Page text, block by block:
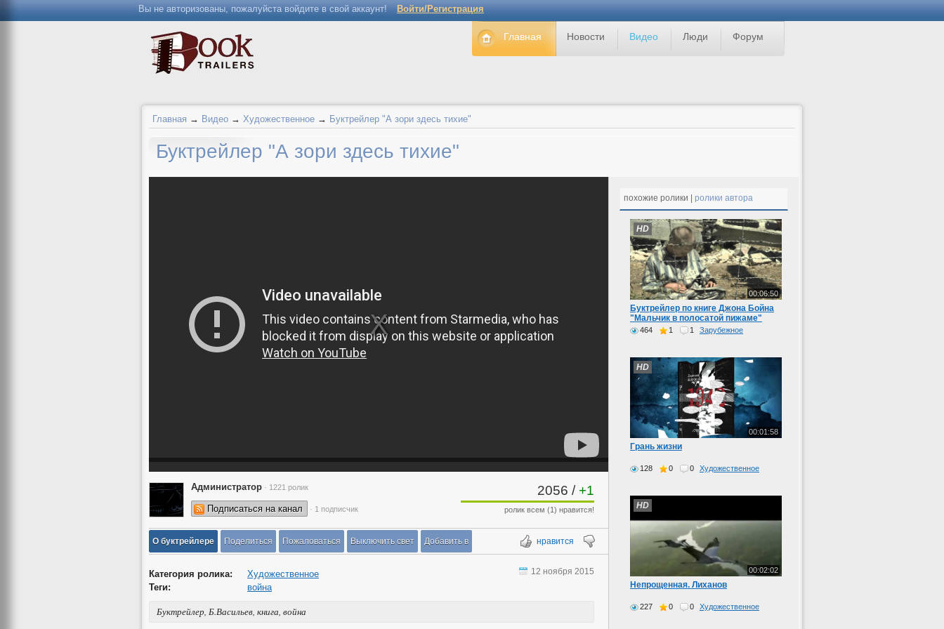
Вы не авторизованы, пожалуйста войдите в свой аккаунт! Войти/Регистрация
Главная Новости Видео Люди Форум
Главная → Видео → Художественное → Буктрейлер "А зори здесь тихие"
Буктрейлер "А зори здесь тихие"
Администратор · 1221 ролик
Подписаться на канал · 1 подписчик
2056 / +1
ролик всем (1) нравится!
нравится
О буктрейлере Поделиться Пожаловаться Выключить свет Добавить в
Категория ролика:
Художественное
Теги:
война
Буктрейлер, Б.Васильев, книга, война
12 ноября 2015
похожие ролики | ролики автора
00:06:50
HD
Буктрейлер по книге Джона Бойна
"Мальчик в полосатой пижаме"
464 1 1 Зарубежное
00:01:58
HD
Грань жизни
128 0 0 Художественное
00:02:02
HD
Непрощенная. Лиханов
227 0 0 Художественное